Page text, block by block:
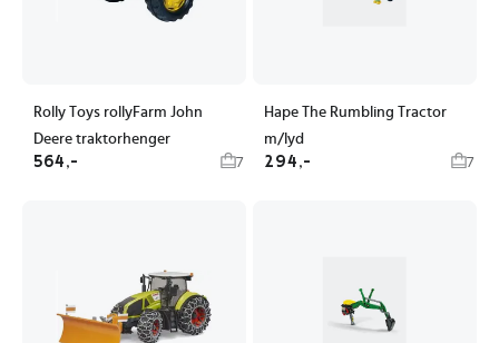
Rolly Toys rollyFarm John
Deere traktorhenger
564,- 7
Hape The Rumbling Tractor
m/lyd
294,- 7